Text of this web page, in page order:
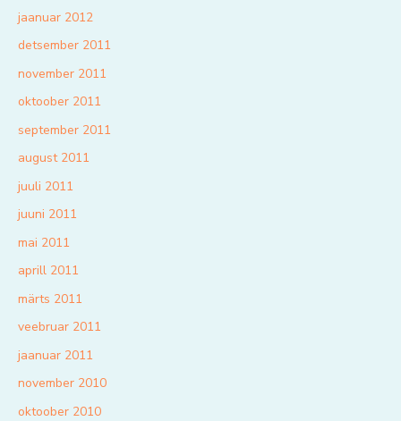
jaanuar 2012
detsember 2011
november 2011
oktoober 2011
september 2011
august 2011
juuli 2011
juuni 2011
mai 2011
aprill 2011
märts 2011
veebruar 2011
jaanuar 2011
november 2010
oktoober 2010